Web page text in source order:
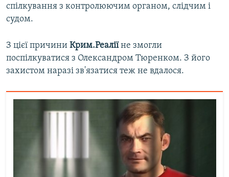
спілкування з контролюючим органом, слідчим і
судом.
З цієї причини Крим.Реаліїне змогли
поспілкуватися з Олександром Тюренком. З його
захистом наразі зв'язатися теж не вдалося.